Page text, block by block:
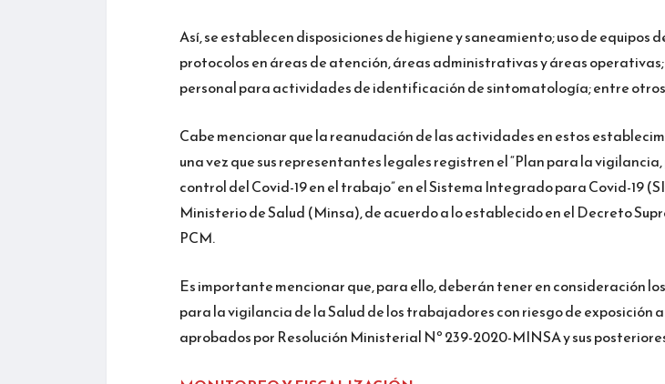
Así, se establecen disposiciones de higiene y saneamiento; uso de equipos
protocolos en áreas de atención, áreas administrativas y áreas
personal para actividades de identificación de sintomatología; entre
Cabe mencionar que la reanudación de las actividades en estos
una vez que sus representantes legales registren el “Plan para la
control del Covid-19 en el trabajo” en el Sistema Integrado para Covid-19
Ministerio de Salud (Minsa), de acuerdo a lo establecido en el Decreto
PCM.
Es importante mencionar que, para ello, deberán tener en consideración
para la vigilancia de la Salud de los trabajadores con riesgo de exposición a
aprobados por Resolución Ministerial Nº 239-2020-MINSA y sus